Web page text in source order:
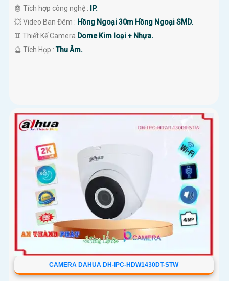
🤖️ Tích hợp công nghệ :
IP.
💥 Video Ban Đêm : Hồng Ngoại 30m Hồng Ngoại SMD.
♊ Thiết Kế Camera Dome Kim loại + Nhựa.
️🔮 Tích Hợp :Thu Âm.
CAMERA DAHUA DH-IPC-HDW1430DT-STW